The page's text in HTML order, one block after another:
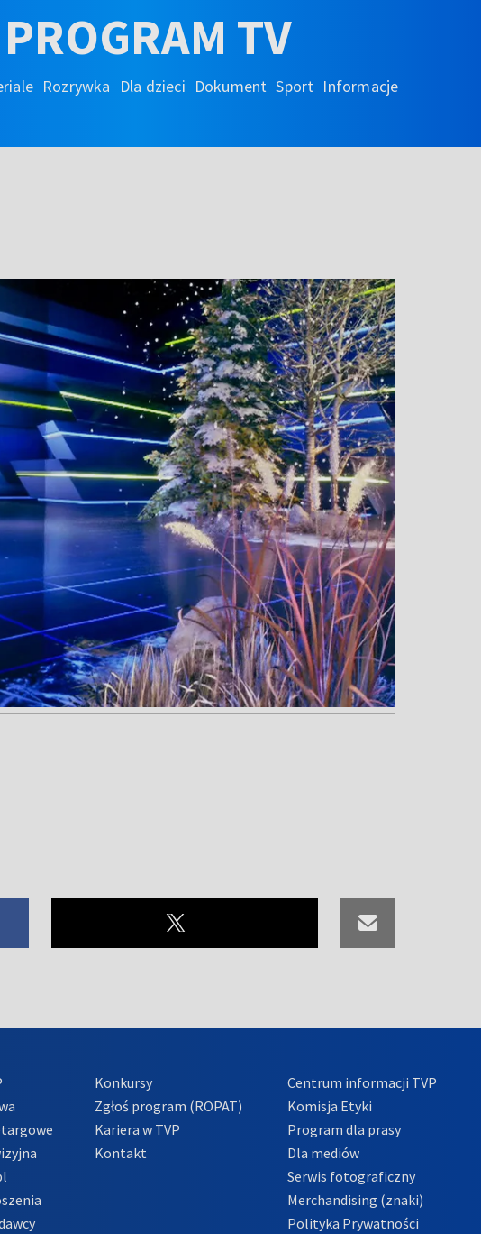
PROGRAM TV
Rozrywka Dla dzieci Dokument Sport Informacje
Konkursy
Zgłoś program (ROPAT)
Kariera w TVP
Kontakt
Centrum informacji TVP
Komisja Etyki
Program dla prasy
Dla mediów
Serwis fotograficzny
Merchandising (znaki)
Polityka Prywatności